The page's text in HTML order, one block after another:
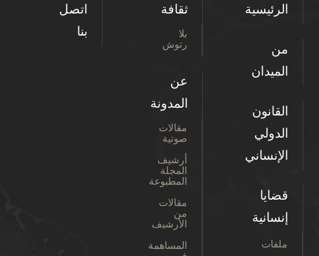
الرئيسية
من
الميدان
القانون
الدولي
الإنساني
قضايا
إنسانية
ملفات
ثقافة
بلا
رتوش
عن
المدونة
مقالات
صوتية
أرشيف
المجلة
المطبوعة
مقالات
من
الأرشيف
المساهمة
اتصل
بنا